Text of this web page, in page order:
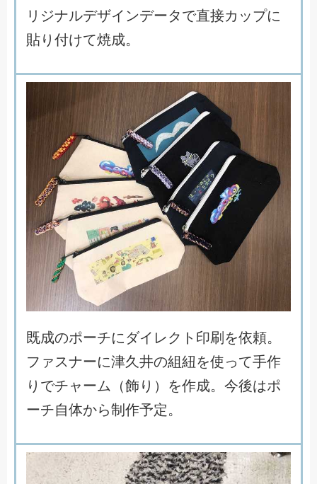
リ ジナルデザイ ンデータで直接カ ップに
貼り 付けて焼成。
既成のポーチにダイ レク ト 印刷 を依頼。
フ ァ スナーに津久井の組紐を使って手作
り でチャーム （飾 り ） を作成。 今後はポ
ーチ自体から制 作予定。